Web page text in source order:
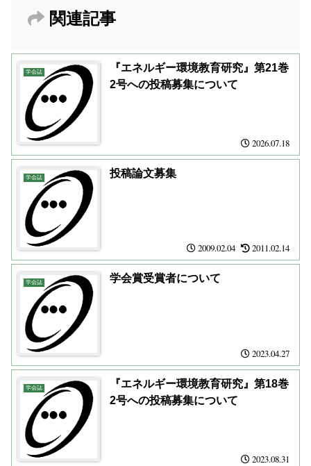
関連記事
学会誌
『エネルギー環境教育研究』第21巻
2号への投稿募集について
2026.07.18
学会誌 投稿論文募集
2009.02.04 2011.02.14
学会誌 学会賞受賞者について
2023.04.27
学会誌
『エネルギー環境教育研究』第18巻
2号への投稿募集について
2023.08.31